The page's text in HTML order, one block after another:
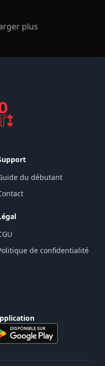
plus
du débutant
de confidentialité